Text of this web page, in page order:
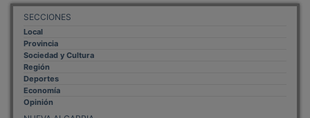
SECCIONES
Local
Provincia
Sociedad y Cultura
Región
Deportes
Economía
Opinión
NUEVA ALCARRIA